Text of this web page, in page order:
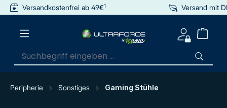
springen
Versandkostenfrei ab 49€1 Versand mit
Peripherie Sonstiges Gaming Stühle